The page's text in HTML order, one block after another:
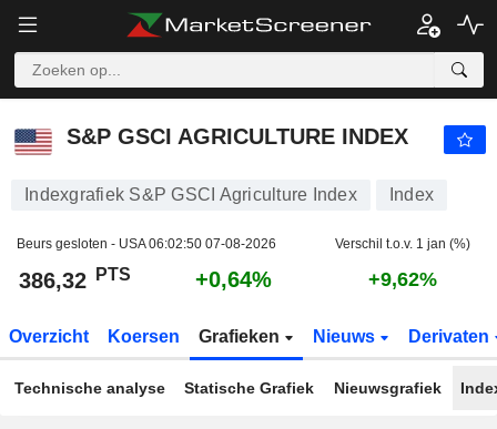
S&P GSCI AGRICULTURE INDEX
Indexgrafiek S&P GSCI Agriculture Index Index
Beurs gesloten - USA06:02:50 07-08-2026 Verschil t.o.v. 1 jan (%)
386,32 PTS +0,64% +9,62%
Overzicht Koersen Grafieken Nieuws Derivaten
Technische analyse Statische Grafiek Nieuwsgrafiek